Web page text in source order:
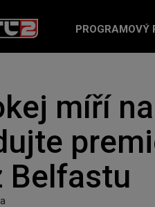
PROGRAMOVÝ
míří
Belfastu